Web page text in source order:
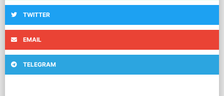
TWITTER
EMAIL
TELEGRAM